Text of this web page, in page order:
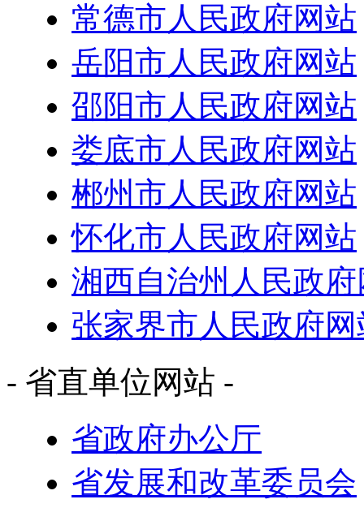
常德市人民政府网站
岳阳市人民政府网站
邵阳市人民政府网站
娄底市人民政府网站
郴州市人民政府网站
怀化市人民政府网站
湘西自治州人民政
张家界市人民政府网
- 省直单位网站 -
省政府办公厅
省发展和改革委员会